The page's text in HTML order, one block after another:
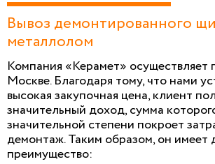
Вывоз демонтированного
металлолом
Компания «Керамет» осуществляет
Москве. Благодаря тому, что нами
высокая закупочная цена, клиент
значительный доход, сумма
значительной степени покроет
демонтаж. Таким образом, он имеет
преимущество: